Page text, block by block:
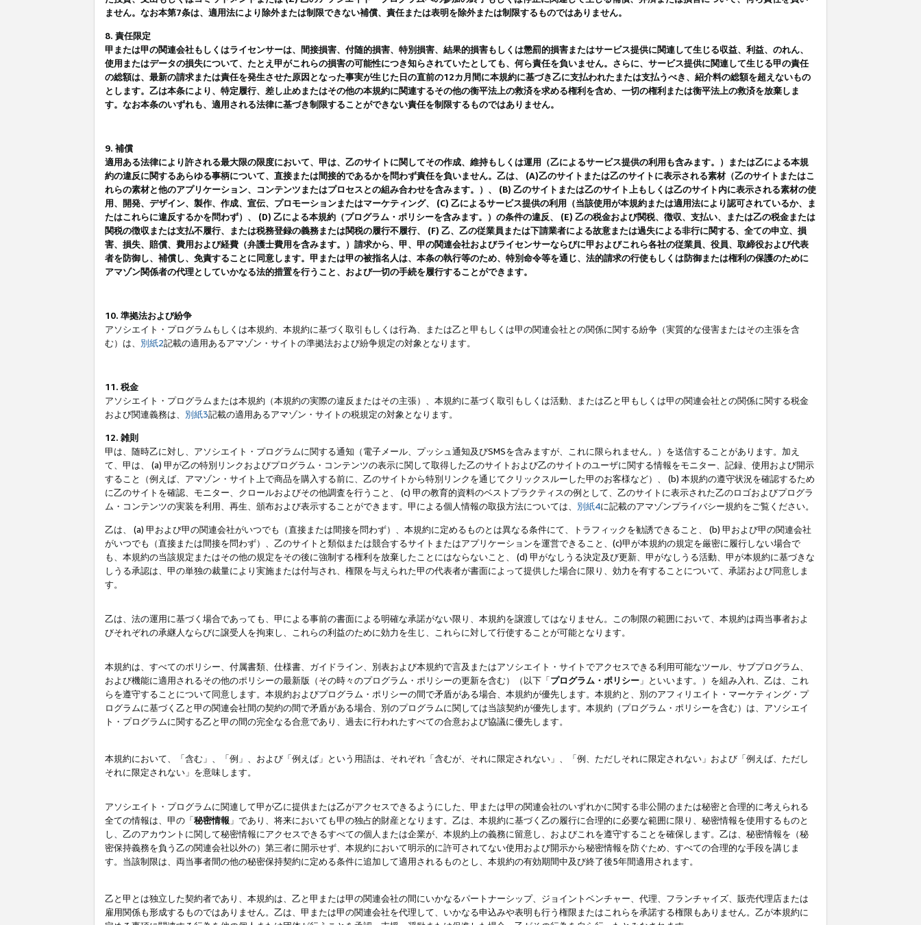
ません。なお本第7条は、適用法により除外または制限できない補償、責任または表明を除外または制限するものではありません。
8. 責任限定
甲または甲の関連会社もしくはライセンサーは、間接損害、付随的損害、特別損害、結果的損害もしくは懲罰的損害またはサービス提供に関連して生じる収益、利益、のれん、
使用またはデータの損失について、たとえ甲がこれらの損害の可能性につき知らされていたとしても、何ら責任を負いません。さらに、サービス提供に関連して生じる甲の責任
の総額は、最新の請求または責任を発生させた原因となった事実が生じた日の直前の12カ月間に本規約に基づき乙に支払われたまたは支払うべき、紹介料の総額を超えないもの
とします。乙は本条により、特定履行、差し止めまたはその他の本規約に関連するその他の衡平法上の救済を求める権利を含め、一切の権利または衡平法上の救済を放棄しま
す。なお本条のいずれも、適用される法律に基づき制限することができない責任を制限するものではありません。
9. 補償
適用ある法律により許される最大限の限度において、甲は、乙のサイトに関してその作成、維持もしくは運用（乙によるサービス提供の利用も含みます。）または乙による本規
約の違反に関するあらゆる事柄について、直接または間接的であるかを問わず責任を負いません。乙は、 (A)乙のサイトまたは乙のサイトに表示される素材（乙のサイトまたはこ
れらの素材と他のアプリケーション、コンテンツまたはプロセスとの組み合わせを含みます。）、 (B) 乙のサイトまたは乙のサイト上もしくは乙のサイト内に表示される素材の使
用、開発、デザイン、製作、作成、宣伝、プロモーションまたはマーケティング、 (C) 乙によるサービス提供の利用（当該使用が本規約または適用法により認可されているか、ま
たはこれらに違反するかを問わず）、 (D) 乙による本規約（プログラム・ポリシーを含みます。）の条件の違反、 (E) 乙の税金および関税、徴収、支払い、または乙の税金または
関税の徴収または支払不履行、または税務登録の義務または関税の履行不履行、 (F) 乙、乙の従業員または下請業者による故意または過失による非行に関する、全ての申立、損
害、損失、賠償、費用および経費（弁護士費用を含みます。）請求から、甲、甲の関連会社およびライセンサーならびに甲およびこれら各社の従業員、役員、取締役および代表
者を防御し、補償し、免責することに同意します。甲または甲の被指名人は、本条の執行等のため、特別命令等を通じ、法的請求の行使もしくは防御または権利の保護のために
アマゾン関係者の代理としていかなる法的措置を行うこと、および一切の手続を履行することができます。
10. 準拠法および紛争
アソシエイト・プログラムもしくは本規約、本規約に基づく取引もしくは行為、または乙と甲もしくは甲の関連会社との関係に関する紛争（実質的な侵害またはその主張を含
む）は、 別紙2記載の適用あるアマゾン・サイトの準拠法および紛争規定の対象となります。
11. 税金
アソシエイト・プログラムまたは本規約（本規約の実際の違反またはその主張）、本規約に基づく取引もしくは活動、または乙と甲もしくは甲の関連会社との関係に関する税金
および関連義務は、 別紙3記載の適用あるアマゾン・サイトの税規定の対象となります。
12. 雑則
甲は、随時乙に対し、アソシエイト・プログラムに関する通知（電子メール、プッシュ通知及びSMSを含みますが、これに限られません。）を送信することがあります。加え
て、甲は、 (a) 甲が乙の特別リンクおよびプログラム・コンテンツの表示に関して取得した乙のサイトおよび乙のサイトのユーザに関する情報をモニター、記録、使用および開示
すること（例えば、アマゾン・サイト上で商品を購入する前に、乙のサイトから特別リンクを通じてクリックスルーした甲のお客様など）、 (b) 本規約の遵守状況を確認するため
に乙のサイトを確認、モニター、クロールおよびその他調査を行うこと、 (c) 甲の教育的資料のベストプラクティスの例として、乙のサイトに表示された乙のロゴおよびプログラ
ム・コンテンツの実装を利用、再生、頒布および表示することができます。甲による個人情報の取扱方法については、 別紙4に記載のアマゾンプライバシー規約をご覧ください。
乙は、 (a) 甲および甲の関連会社がいつでも（直接または間接を問わず）、本規約に定めるものとは異なる条件にて、トラフィックを勧誘できること、 (b) 甲および甲の関連会社
がいつでも（直接または間接を問わず）、乙のサイトと類似または競合するサイトまたはアプリケーションを運営できること、(c)甲が本規約の規定を厳密に履行しない場合で
も、本規約の当該規定またはその他の規定をその後に強制する権利を放棄したことにはならないこと、 (d) 甲がなしうる決定及び更新、甲がなしうる活動、甲が本規約に基づきな
しうる承認は、甲の単独の裁量により実施または付与され、権限を与えられた甲の代表者が書面によって提供した場合に限り、効力を有することについて、承諾および同意しま
す。
乙は、法の運用に基づく場合であっても、甲による事前の書面による明確な承諾がない限り、本規約を譲渡してはなりません。この制限の範囲において、本規約は両当事者およ
びそれぞれの承継人ならびに譲受人を拘束し、これらの利益のために効力を生じ、これらに対して行使することが可能となります。
本規約は、すべてのポリシー、付属書類、仕様書、ガイドライン、別表および本規約で言及またはアソシエイト・サイトでアクセスできる利用可能なツール、サブプログラム、
および機能に適用されるその他のポリシーの最新版（その時々のプログラム・ポリシーの更新を含む）（以下「プログラム・ポリシー 」といいます。）を組み入れ、乙は、これ
らを遵守することについて同意します。本規約およびプログラム・ポリシーの間で矛盾がある場合、本規約が優先します。本規約と、別のアフィリエイト・マーケティング・プ
ログラムに基づく乙と甲の関連会社間の契約の間で矛盾がある場合、別のプログラムに関しては当該契約が優先します。本規約（プログラム・ポリシーを含む）は、アソシエイ
ト・プログラムに関する乙と甲の間の完全なる合意であり、過去に行われたすべての合意および協議に優先します。
本規約において、「含む」、「例」、および「例えば」という用語は、それぞれ「含むが、それに限定されない」、「例、ただしそれに限定されない」および「例えば、ただし
それに限定されない」を意味します。
アソシエイト・プログラムに関連して甲が乙に提供または乙がアクセスできるようにした、甲または甲の関連会社のいずれかに関する非公開のまたは秘密と合理的に考えられる
全ての情報は、甲の「秘密情報 」であり、将来においても甲の独占的財産となります。乙は、本規約に基づく乙の履行に合理的に必要な範囲に限り、秘密情報を使用するものと
し、乙のアカウントに関して秘密情報にアクセスできるすべての個人または企業が、本規約上の義務に留意し、およびこれを遵守することを確保します。乙は、秘密情報を（秘
密保持義務を負う乙の関連会社以外の）第三者に開示せず、本規約において明示的に許可されてない使用および開示から秘密情報を防ぐため、すべての合理的な手段を講じま
す。当該制限は、両当事者間の他の秘密保持契約に定める条件に追加して適用されるものとし、本規約の有効期間中及び終了後5年間適用されます。
乙と甲とは独立した契約者であり、本規約は、乙と甲または甲の関連会社の間にいかなるパートナーシップ、ジョイントベンチャー、代理、フランチャイズ、販売代理店または
雇用関係も形成するものではありません。乙は、甲または甲の関連会社を代理して、いかなる申込みや表明も行う権限またはこれらを承諾する権限もありません。乙が本規約に